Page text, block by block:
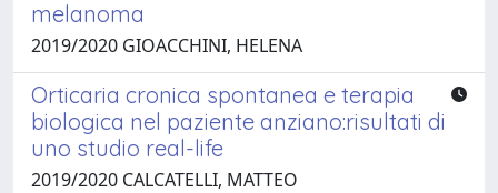
melanoma
2019/2020 GIOACCHINI, HELENA
Orticaria cronica spontanea e terapia
biologica nel paziente anziano:risultati di
uno studio real-life
2019/2020 CALCATELLI, MATTEO